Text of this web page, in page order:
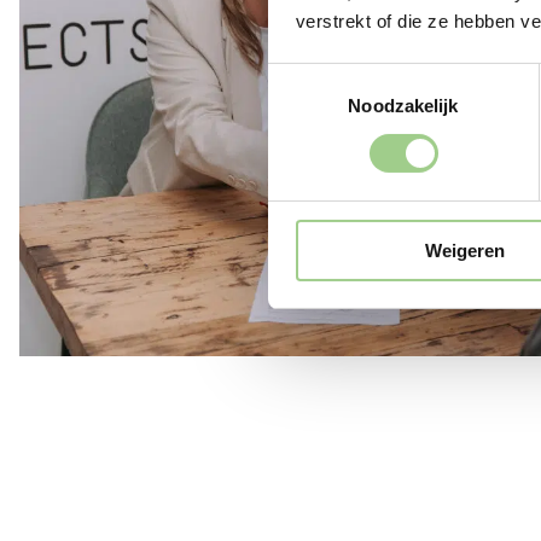
verstrekt of die ze hebben
Noodzakelijk
Weigeren